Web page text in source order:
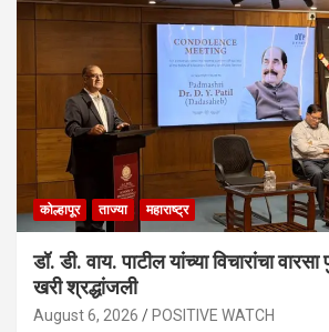
कोल्हापूर ताज्या महाराष्ट्र
डॉ. डी. वाय. पाटील यांच्या विचारांचा
खरी श्रद्धांजली
August 6, 2026 POSITIVE WATCH